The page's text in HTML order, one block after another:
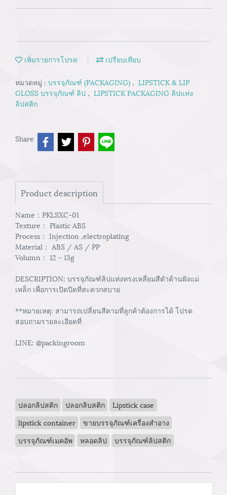
เพิ่มรายการโปรด เปรียบเทียบ
หมวดหมู่ : บรรจุภัณฑ์ (PACKAGING) , LIPSTICK & LIP
GLOSS บรรจุภัณฑ์ ลิป , LIPSTICK PACKAGING ลิปแท่ง
ลิปสติก
Share
Product description
Name：PKLSXC-01
Texture： Plastic ABS
Process： Injection ,electroplating
Material： ABS / AS / PP
Volumn： 12 - 13g
DESCRIPTION: บรรจุภัณฑ์ลิปแท่งทรงเหลี่ยมสีดำด้านฝังแม่
เหล็ก เพื่อการเปิดปิดที่สะดวกสบาย
**หมายเหตุ: สามารถเปลี่ยนสีตามที่ลูกค้าต้องการได้ โปรด
สอบถามรายละเอียดที่
LINE: @packingroom
ปลอกลิปสติก ปลอกลิบสติก
Lipstick case
lipstick container
ขายบรรจุภัณฑ์เครื่องสำอาง
บรรจุภัณฑ์เมคอัพ
หลอดลิป บรรจุภัณฑ์ลิปสติก